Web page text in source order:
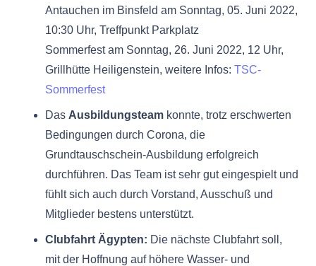
Antauchen im Binsfeld am Sonntag, 05. Juni 2022,
10:30 Uhr, Treffpunkt Parkplatz
Sommerfest am Sonntag, 26. Juni 2022, 12 Uhr,
Grillhütte Heiligenstein, weitere Infos: TSC-
Sommerfest
Das Ausbildungsteam konnte, trotz erschwerten
Bedingungen durch Corona, die
Grundtauschschein-Ausbildung erfolgreich
durchführen. Das Team ist sehr gut eingespielt und
fühlt sich auch durch Vorstand, Ausschuß und
Mitglieder bestens unterstützt.
Clubfahrt Ägypten: Die nächste Clubfahrt soll,
mit der Hoffnung auf höhere Wasser- und